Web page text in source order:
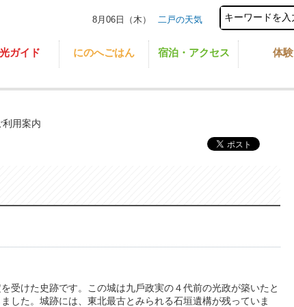
8月06日（木） 二戸の天気
ガイド にのへごはん 宿泊・アクセス 体験
利⽤案内
受けた史跡です。この城は九⼾政実の４代前の光政が築いたと
した。城跡には、東北最古とみられる⽯垣遺構が残っていま